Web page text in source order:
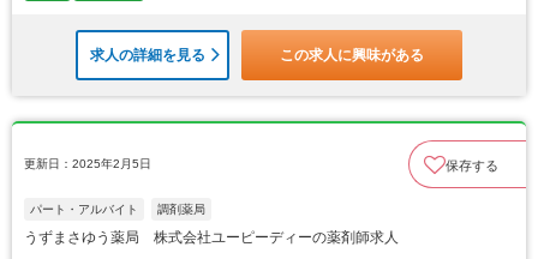
求人の詳細を見る この求人に興味がある
更新日：2025年2月5日 保存する
パート・アルバイト 調剤薬局
うずまさゆう薬局 株式会社ユーピーディーの薬剤師求人